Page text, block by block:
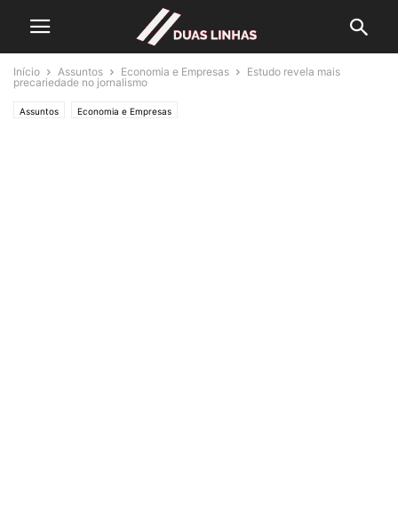
Início Assuntos Economia e Empresas
Estudo revela mais
precariedade no jornalismo
Assuntos Economia e Empresas